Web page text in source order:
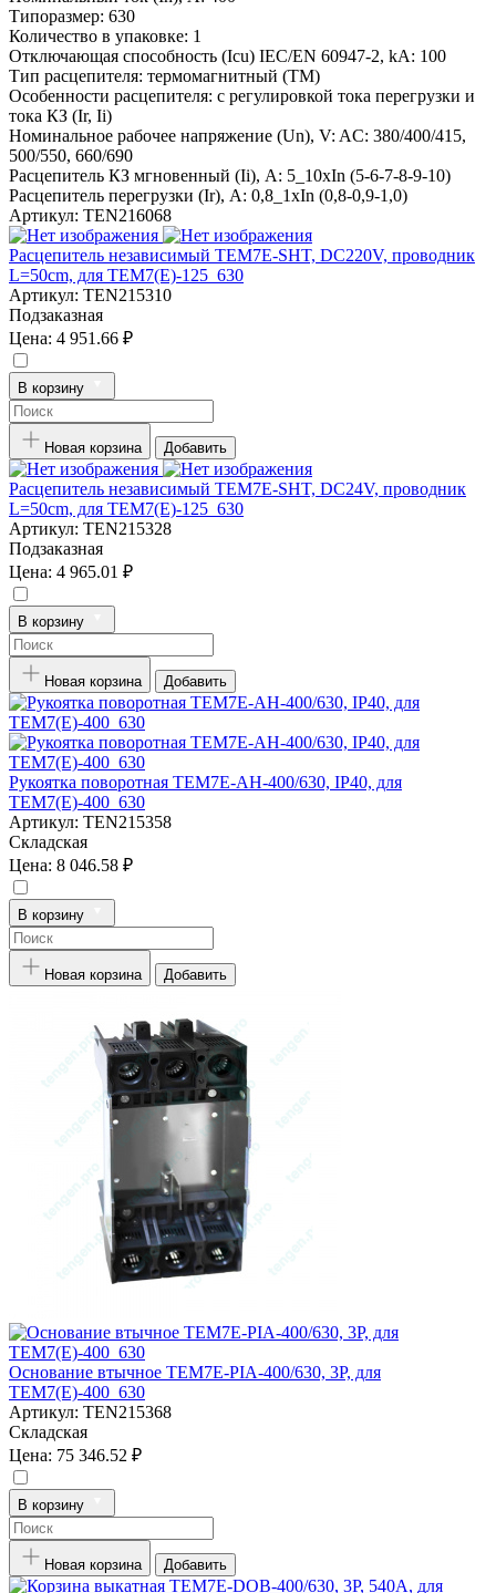
Типоразмер: 630
Количество в упаковке: 1
Отключающая способность (Icu) IEC/EN 60947-2, kA: 100
Тип расцепителя: термомагнитный (TM)
Особенности расцепителя: с регулировкой тока перегрузки и
тока КЗ (Ir, Ii)
Номинальное рабочее напряжение (Un), V: AC: 380/400/415,
500/550, 660/690
Расцепитель КЗ мгновенный (Ii), A: 5_10xIn (5-6-7-8-9-10)
Расцепитель перегрузки (Ir), A: 0,8_1xIn (0,8-0,9-1,0)
Артикул: TEN216068
Расцепитель независимый TEM7E-SHT, DC220V, проводник
L=50cm, для TEM7(E)-125_630
Артикул: TEN215310
Подзаказная
Цена: 4 951.66 ₽
В корзину
Новая корзина Добавить
Расцепитель независимый TEM7E-SHT, DC24V, проводник
L=50cm, для TEM7(E)-125_630
Артикул: TEN215328
Подзаказная
Цена: 4 965.01 ₽
В корзину
Новая корзина Добавить
Рукоятка поворотная TEM7E-AH-400/630, IP40, для
TEM7(E)-400_630
Артикул: TEN215358
Складская
Цена: 8 046.58 ₽
В корзину
Новая корзина Добавить
Основание втычное TEM7E-PIA-400/630, 3P, для
TEM7(E)-400_630
Артикул: TEN215368
Складская
Цена: 75 346.52 ₽
В корзину
Новая корзина Добавить